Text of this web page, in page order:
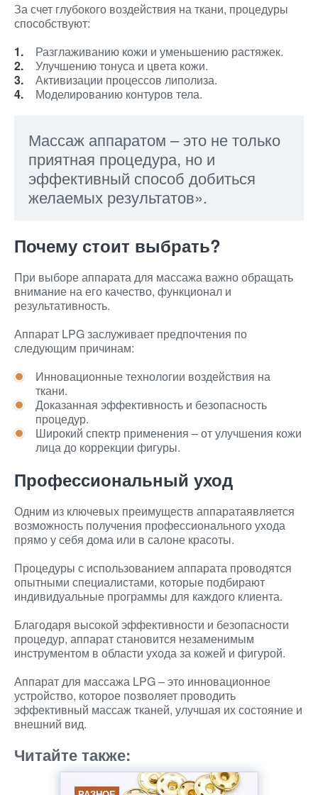
За счет глубокого воздействия на ткани, процедуры
способствуют:
Разглаживанию кожи и уменьшению растяжек.
Улучшению тонуса и цвета кожи.
Активизации процессов липолиза.
Моделированию контуров тела.
Массаж аппаратом – это не только
приятная процедура, но и
эффективный способ добиться
желаемых результатов».
Почему стоит выбрать?
При выборе аппарата для массажа важно обращать
внимание на его качество, функционал и
результативность.
Аппарат LPG заслуживает предпочтения по
следующим причинам:
Инновационные технологии воздействия на
ткани.
Доказанная эффективность и безопасность
процедур.
Широкий спектр применения – от улучшения кожи
лица до коррекции фигуры.
Профессиональный уход
Одним из ключевых преимуществ аппаратаявляется
возможность получения профессионального ухода
прямо у себя дома или в салоне красоты.
Процедуры с использованием аппарата проводятся
опытными специалистами, которые подбирают
индивидуальные программы для каждого клиента.
Благодаря высокой эффективности и безопасности
процедур, аппарат становится незаменимым
инструментом в области ухода за кожей и фигурой.
Аппарат для массажа LPG – это инновационное
устройство, которое позволяет проводить
эффективный массаж тканей, улучшая их состояние и
внешний вид.
Читайте также: